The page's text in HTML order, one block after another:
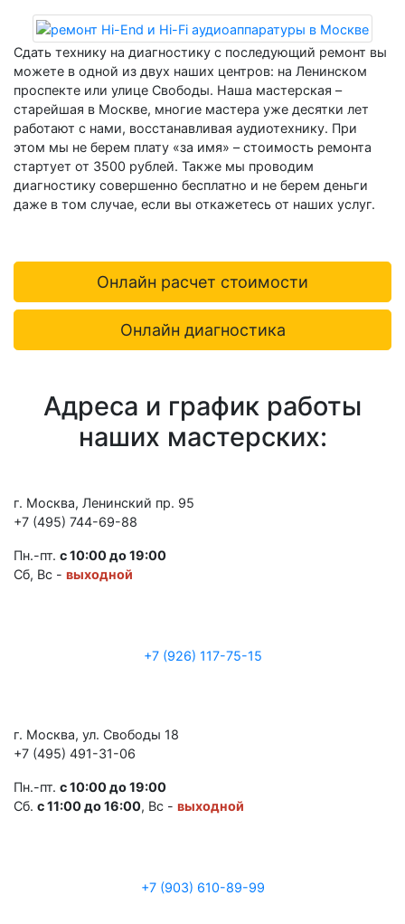
Сдать технику на диагностику с последующий ремонт вы
можете в одной из двух наших центров: на Ленинском
проспекте или улице Свободы. Наша мастерская –
старейшая в Москве, многие мастера уже десятки лет
работают с нами, восстанавливая аудиотехнику. При
этом мы не берем плату «за имя» – стоимость ремонта
стартует от 3500 рублей. Также мы проводим
диагностику совершенно бесплатно и не берем деньги
даже в том случае, если вы откажетесь от наших услуг.
Онлайн расчет стоимости
Онлайн диагностика
Адреса и график работы
наших мастерских:
г. Москва, Ленинский пр. 95
+7 (495) 744-69-88
Пн.-пт. с 10:00 до 19:00
Сб, Вс - выходной
+7 (926) 117-75-15
г. Москва, ул. Свободы 18
+7 (495) 491-31-06
Пн.-пт. с 10:00 до 19:00
Сб. с 11:00 до 16:00, Вс - выходной
+7 (903) 610-89-99